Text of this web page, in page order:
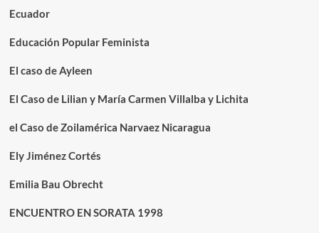
Ecuador
Educación Popular Feminista
El caso de Ayleen
El Caso de Lilian y María Carmen Villalba y Lichita
el Caso de Zoilamérica Narvaez Nicaragua
Ely Jiménez Cortés
Emilia Bau Obrecht
ENCUENTRO EN SORATA 1998